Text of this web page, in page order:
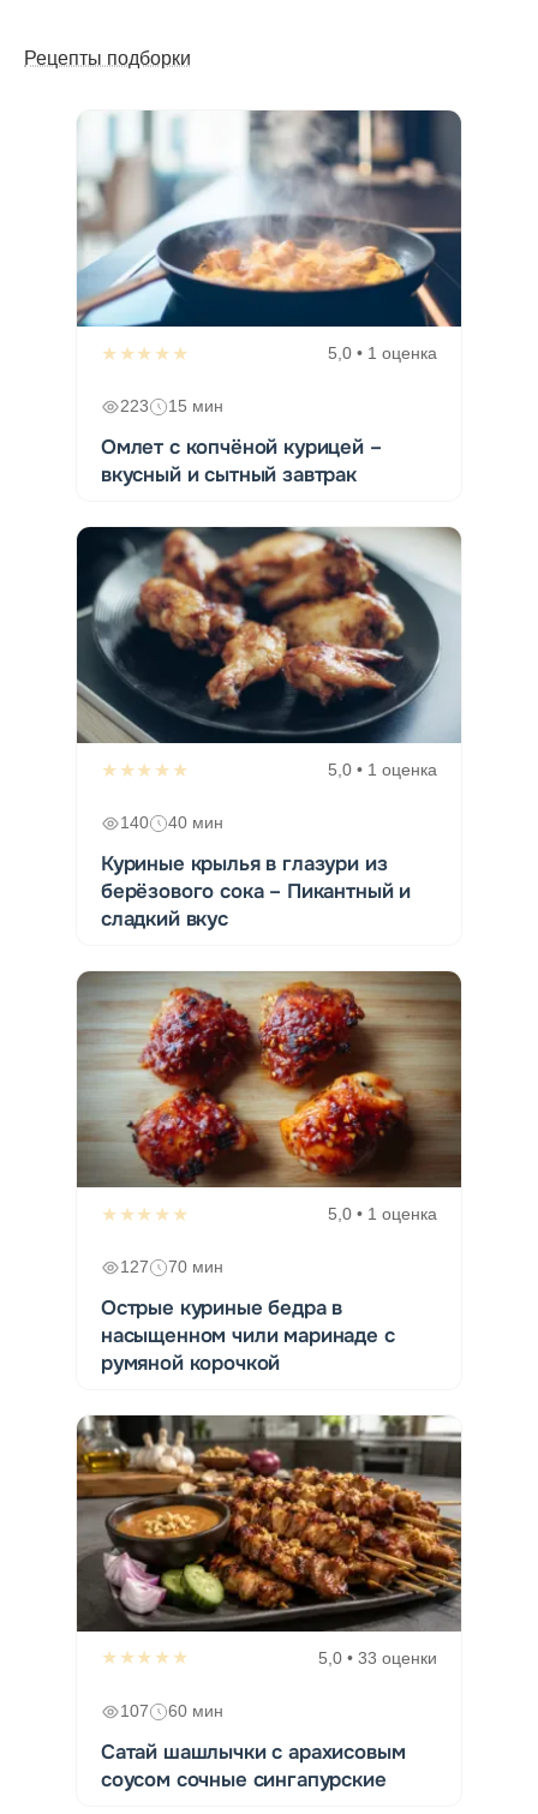
Рецепты подборки
★★★★★ 5,0 • 1 оценка
223 15 мин
Омлет с копчёной курицей –
вкусный и сытный завтрак
★★★★★ 5,0 • 1 оценка
140 40 мин
Куриные крылья в глазури из
берёзового сока – Пикантный и
сладкий вкус
★★★★★ 5,0 • 1 оценка
127 70 мин
Острые куриные бедра в
насыщенном чили маринаде с
румяной корочкой
★★★★★ 5,0 • 33 оценки
107 60 мин
Сатай шашлычки с арахисовым
соусом сочные сингапурские